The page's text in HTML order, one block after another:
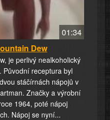
01:34
Dew
je perlivý nealkoholický
Původní receptura byl
stáčírnách nápojů v
Značky a výrobní
1964, poté nápoj
Nápoj se nyní...